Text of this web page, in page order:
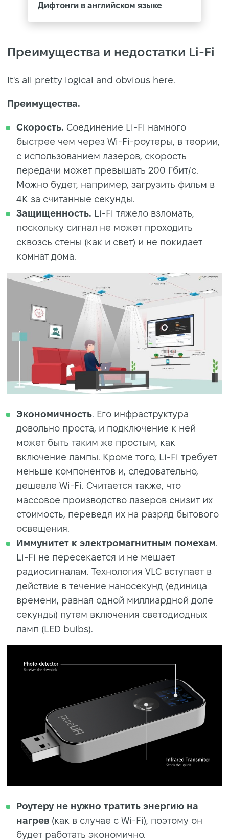
Дифтонги в английском языке
Преимущества и недостатки Li-Fi
It's all pretty logical and obvious here.
Преимущества.
Скорость. Соединение Li-Fi намного
быстрее чем через Wi-Fi-роутеры, в теории,
с использованием лазеров, скорость
передачи может превышать 200 Гбит/с.
Можно будет, например, загрузить фильм в
4K за считанные секунды.
Защищенность. Li-Fi тяжело взломать,
поскольку сигнал не может проходить
сквозсь стены (как и свет) и не покидает
комнат дома.
Экономичность. Его инфраструктура
довольно проста, и подключение к ней
может быть таким же простым, как
включение лампы. Кроме того, Li-Fi требует
меньше компонентов и, следовательно,
дешевле Wi-Fi. Считается также, что
массовое производство лазеров снизит их
стоимость, переведя их на разряд бытового
освещения.
Иммунитет к электромагнитным помехам.
Li-Fi не пересекается и не мешает
радиосигналам. Технология VLC вступает в
действие в течение наносекунд (единица
времени, равная одной миллиардной доле
секунды) путем включения светодиодных
ламп (LED bulbs).
Роутеру не нужно тратить энергию на
нагрев (как в случае с Wi-Fi), поэтому он
будет работать экономично.